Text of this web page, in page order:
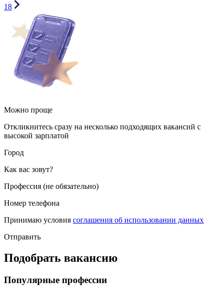
18
Можно проще
Откликнитесь сразу на несколько подходящих вакансий с
высокой зарплатой
Город
Как вас зовут?
Профессия (не обязательно)
Номер телефона
Принимаю условия соглашения об использовании данных
Отправить
Подобрать вакансию
Популярные профессии